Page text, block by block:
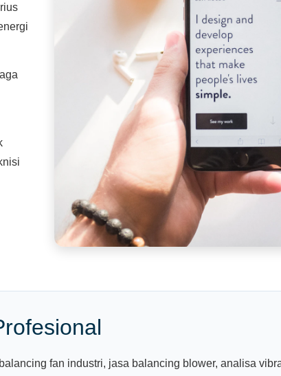
fan industri, jasa balancing blower, analisa